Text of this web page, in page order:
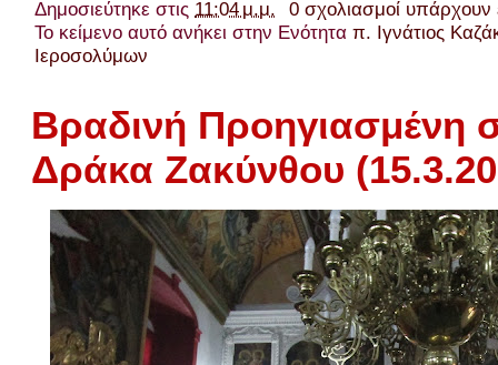
Δημοσιεύτηκε στις 11:04 μ.μ.
0 σχολιασμοί
Το κείμενο αυτό ανήκει στην Ενότηταπ. Ιγνάτιος
Ιεροσολύμων
Βραδινή Προηγιασμένη
Δράκα Ζακύνθου